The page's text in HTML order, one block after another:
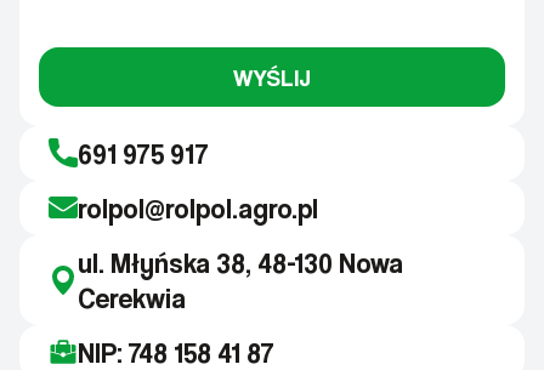
WYŚLIJ
691 975 917
rolpol@rolpol.agro.pl
ul. Młyńska 38, 48-130 Nowa
Cerekwia
NIP: 748 158 41 87